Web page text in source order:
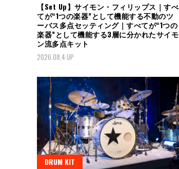
【Set Up】サイモン・フィリップス｜すべ
てが“1つの楽器”として機能する不動のツ
ーバス多点セッティング｜すべてが“1つの
楽器”として機能する3層に分かれたサイモ
ン流多点キット
2026.08.4 UP
DRUM KIT